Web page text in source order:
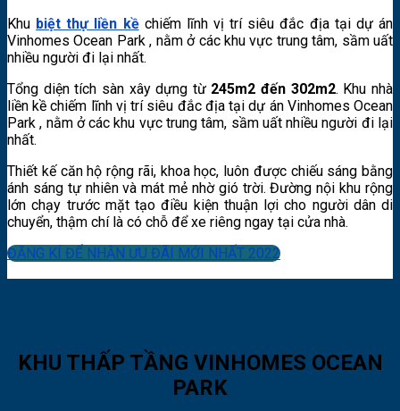
Khu biệt thự liền kềchiếm lĩnh vị trí siêu đắc địa tại dự án
Vinhomes Ocean Park , nằm ở các khu vực trung tâm, sầm uất
nhiều người đi lại nhất.
Tổng diện tích sàn xây dựng từ 245m2 đến 302m2. Khu nhà
liền kề chiếm lĩnh vị trí siêu đắc địa tại dự án Vinhomes Ocean
Park , nằm ở các khu vực trung tâm, sầm uất nhiều người đi lại
nhất.
Thiết kế căn hộ rộng rãi, khoa học, luôn được chiếu sáng bằng
ánh sáng tự nhiên và mát mẻ nhờ gió trời. Đường nội khu rộng
lớn chạy trước mặt tạo điều kiện thuận lợi cho người dân di
chuyển, thậm chí là có chỗ để xe riêng ngay tại cửa nhà.
ĐĂNG KÍ ĐỂ NHẬN ƯU ĐÃI MỚI NHẤT 2022
KHU THẤP TẦNG VINHOMES OCEAN
PARK